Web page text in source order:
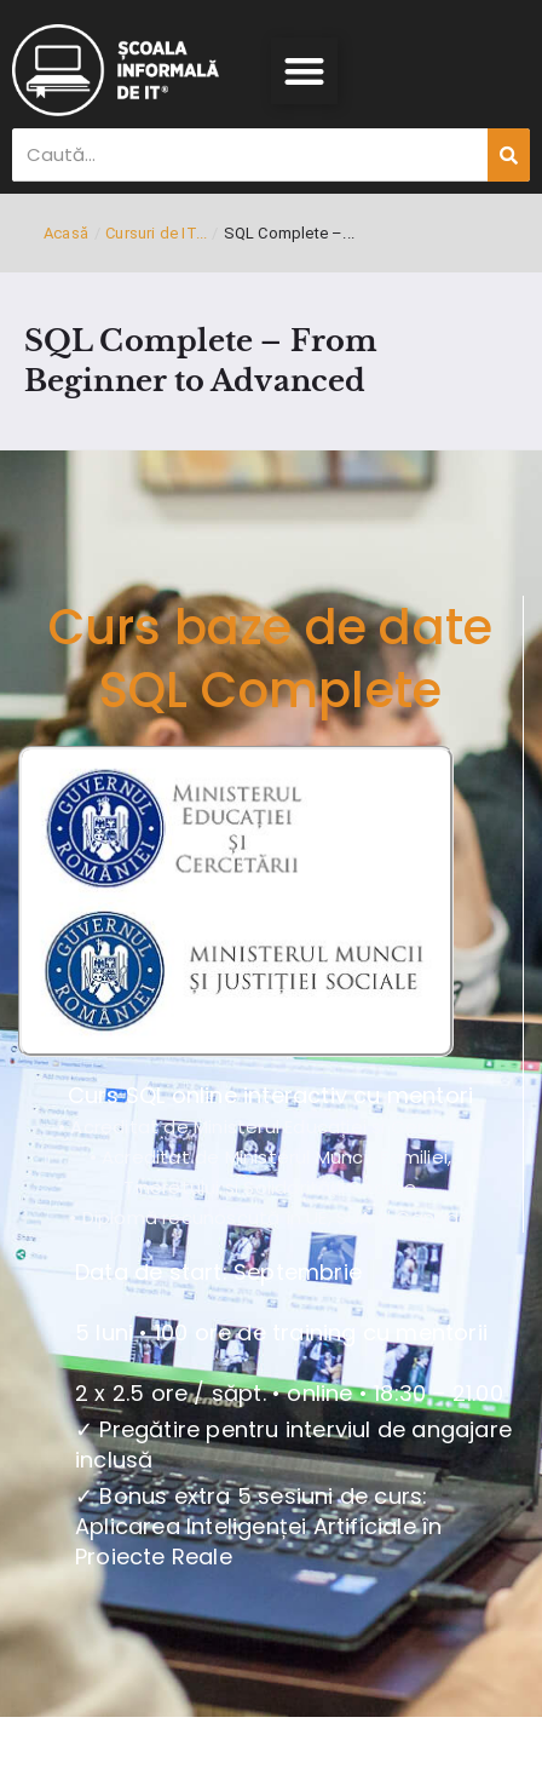
Acasă Cursuri de IT... SQL Complete –...
SQL Complete – From
Beginner to Advanced
Curs baze de date
SQL Complete
Curs SQL online interactiv cu mentori
• Acreditat de Ministerul Educației și Cercetării
• Acreditat de Ministerul Muncii, Familiei,
Tineretului și Solidarității Sociale
• Diplomă recunoscută în UE, SUA și Canada
Data de start: Septembrie
5 luni • 100 ore de training cu mentorii
2 x 2.5 ore / săpt. • online • 18:30 – 21.00
✓ Pregătire pentru interviul de angajare
inclusă
✓ Bonus extra 5 sesiuni de curs:
Aplicarea Inteligenței Artificiale în
Proiecte Reale